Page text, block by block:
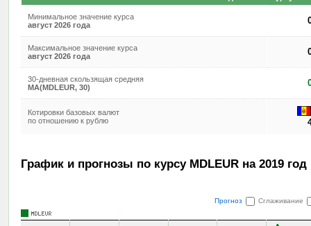
Минимальное значение курса
август 2026 года
Максимальное значение курса
август 2026 года
30-дневная скользящая средняя
MA(MDLEUR, 30)
Котировки базовых валют
по отношению к рублю
График и прогнозы по курсу MDLEUR на 2019 год
Прогноз Сглаживание